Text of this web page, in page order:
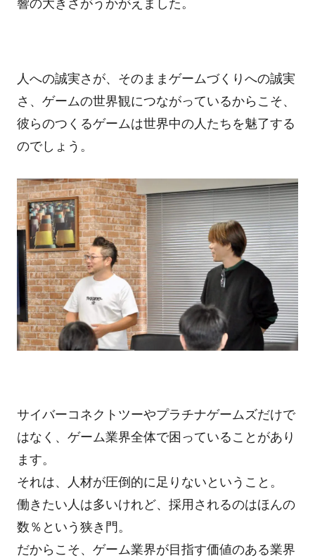
響の大きさがうかがえました。
人への誠実さが、そのままゲームづくりへの誠実
さ、ゲームの世界観につながっているからこそ、
彼らのつくるゲームは世界中の人たちを魅了する
のでしょう。
サイバーコネクトツーやプラチナゲームズだけで
はなく、ゲーム業界全体で困っていることがあり
ます。
それは、人材が圧倒的に足りないということ。
働きたい人は多いけれど、採用されるのはほんの
数％という狭き門。
だからこそ、ゲーム業界が目指す価値のある業界